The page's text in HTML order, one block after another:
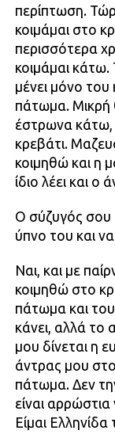
περίπτωση.
κοιμάμαι στο
περισσότερα
κοιμάμαι
μένει μόνο του
πάτωμα. Μικρή
έστρωνα κάτω,
κρεβάτι.
κοιμηθώ και η
ίδιο λέει και ο
Ο σύζυγός σου
ύπνο του και
Ναι, και με
κοιμηθώ στο
πάτωμα και
κάνει, αλλά το
μου δίνεται η
άντρας μου
πάτωμα. Δεν
είναι αρρώστια
Είμαι